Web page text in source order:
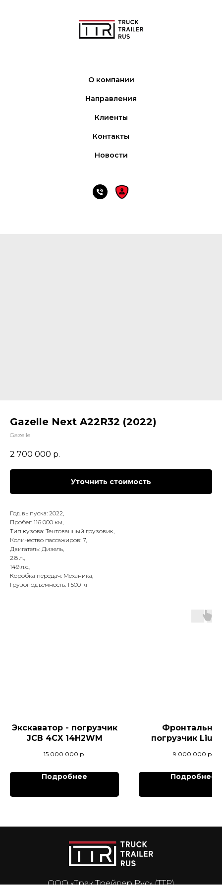
О компании
Направления
Клиенты
Контакты
Новости
Gazelle Next A22R32 (2022)
Gazelle
2 700 000 р.
Уточнить стоимость
Год выпуска: 2022,
Пробег: 116 000 км,
Тип кузова: Тентованный грузовик,
Количество пассажиров: 7,
Двигатель: Дизель,
2.8 л.,
149 л.с.,
Коробка передач: Механика,
Грузоподъёмность: 1 500 кг
Экскаватор - погрузчик
JCB 4CX 14H2WM
15 000 000 р.
Подробнее
погрузчик
9 000 000 р.
Подробнее
ООО «Трак Трейлер Рус» (ТТР)